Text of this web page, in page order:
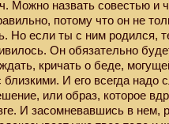
Можно назвать совестью и
потому что он не
Но если ты с ним родился,
Он обязательно
кричать о беде,
близкими. И его всегда надо
или образ, которое
И засомневавшись в нем,